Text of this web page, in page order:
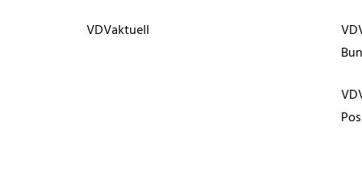
VDVaktuell